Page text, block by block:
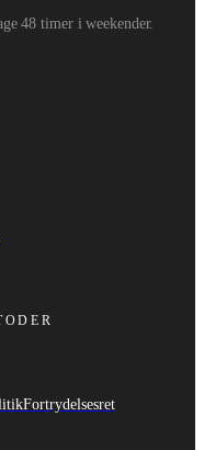
48 timer i weekender.
Fortrydelsesret